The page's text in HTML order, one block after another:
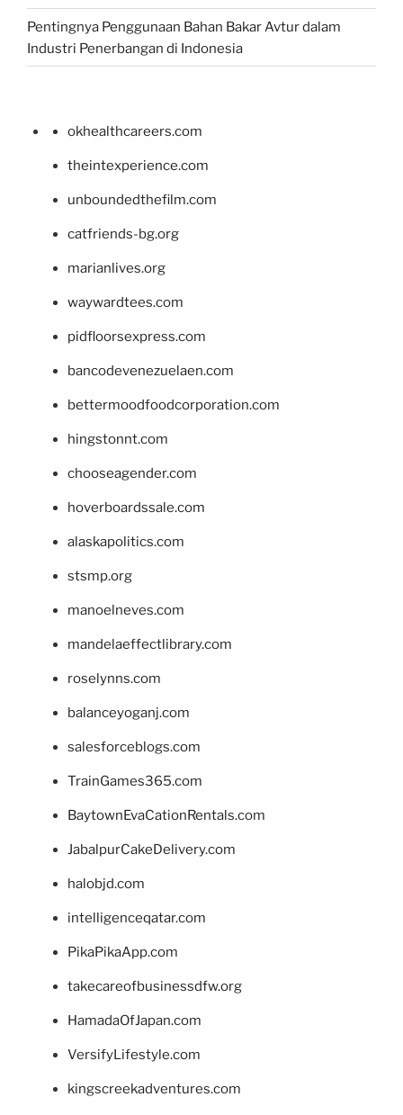
Pentingnya Penggunaan Bahan Bakar Avtur dalam
Industri Penerbangan di Indonesia
okhealthcareers.com
theintexperience.com
unboundedthefilm.com
catfriends-bg.org
marianlives.org
waywardtees.com
pidfloorsexpress.com
bancodevenezuelaen.com
bettermoodfoodcorporation.com
hingstonnt.com
chooseagender.com
hoverboardssale.com
alaskapolitics.com
stsmp.org
manoelneves.com
mandelaeffectlibrary.com
roselynns.com
balanceyoganj.com
salesforceblogs.com
TrainGames365.com
BaytownEvaCationRentals.com
JabalpurCakeDelivery.com
halobjd.com
intelligenceqatar.com
PikaPikaApp.com
takecareofbusinessdfw.org
HamadaOfJapan.com
VersifyLifestyle.com
kingscreekadventures.com